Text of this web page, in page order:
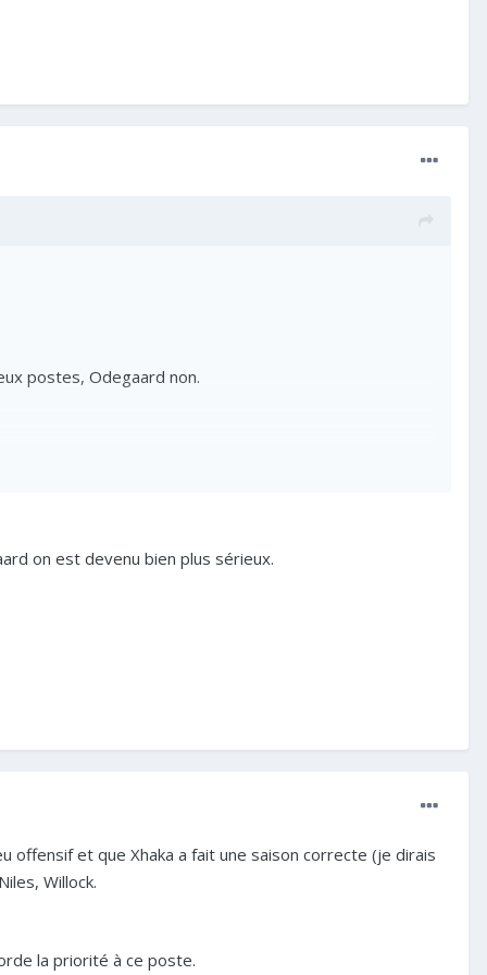
postes, Odegaard non.
on est devenu bien plus sérieux.
offensif et que Xhaka a fait une saison correcte (je dirais
Willock.
la priorité à ce poste.